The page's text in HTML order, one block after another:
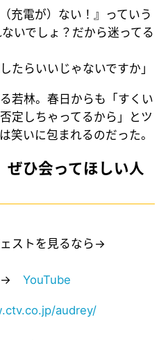
充電が）ない！』っていう
いでしょ？だから迷ってる
たらいいじゃないですか」
若林。春日からも「すくい
定しちゃってるから」とツ
笑いに包まれるのだった。
ぜひ会ってほしい人
ェストを見るなら→
→YouTube
audrey/